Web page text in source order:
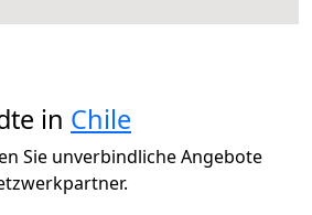
in Chile
Sie unverbindliche Angebote